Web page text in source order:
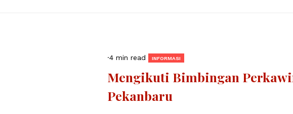
·4 min read INFORMASI
Mengikuti Bimbingan
Pekanbaru